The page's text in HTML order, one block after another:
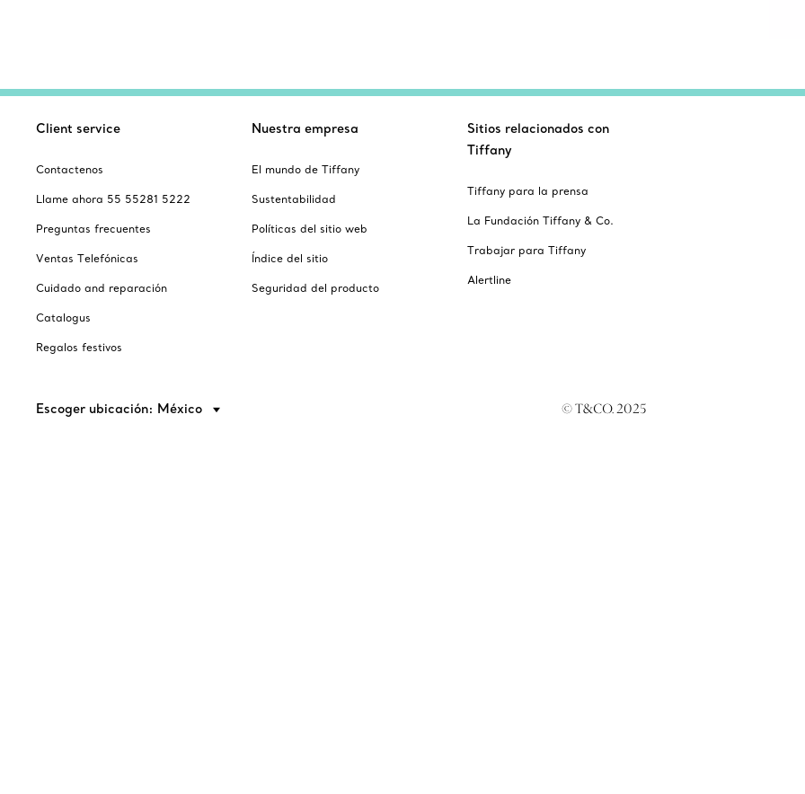
Client service
Contactenos
Llame ahora 55 55281 5222
Preguntas frecuentes
Ventas Telefónicas
Cuidado and reparación
Catalogus
Regalos festivos
Nuestra empresa
El mundo de Tiffany
Sustentabilidad
Políticas del sitio web
Índice del sitio
Seguridad del producto
Sitios relacionados con
Tiffany
Tiffany para la prensa
La Fundación Tiffany & Co.
Trabajar para Tiffany
Alertline
Escoger ubicación: México © T&CO. 2025